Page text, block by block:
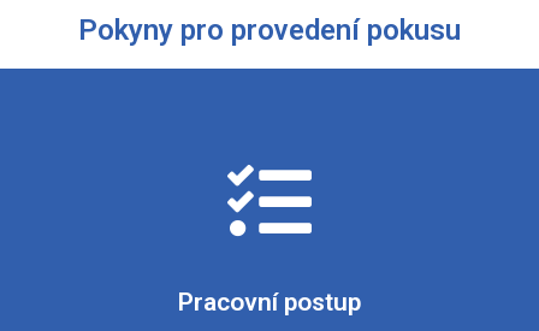
Pokyny pro provedení pokusu
Pracovní postup
vody ve vaně. Dělicí nálevku naplníme roztokem
nálevky pozvolna přikapáváme na zinek. Vyvíjí se plyn,
kahanu, palec oddálíme a hrdlo zasuneme do